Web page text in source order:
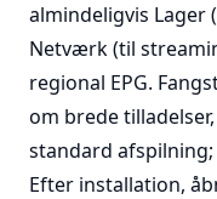
almindeligvis Lager
Netværk (til
regional EPG.
om brede
standard
Efter installation,